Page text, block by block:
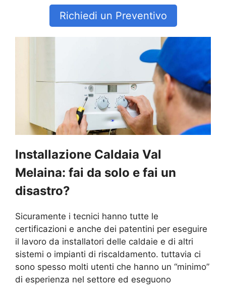
Richiedi un Preventivo
Installazione Caldaia Val
Melaina: fai da solo e fai un
disastro?
Sicuramente i tecnici hanno tutte le
certificazioni e anche dei patentini per eseguire
il lavoro da installatori delle caldaie e di altri
sistemi o impianti di riscaldamento. tuttavia ci
sono spesso molti utenti che hanno un “minimo”
di esperienza nel settore ed eseguono